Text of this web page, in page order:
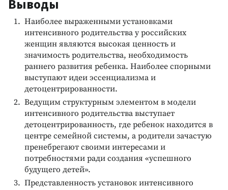
Выводы
Наиболее выраженными установками
интенсивного родительства у российских
женщин являются высокая ценность и
значимость родительства, необходимость
раннего развития ребенка. Наиболее спорными
выступают идеи эссенциализма и
детоцентрированности.
Ведущим структурным элементом в модели
интенсивного родительства выступает
детоцентрированность, где ребенок находится в
центре семейной системы, а родители зачастую
пренебрегают своими интересами и
потребностями ради создания «успешного
будущего детей».
Представленность установок интенсивного